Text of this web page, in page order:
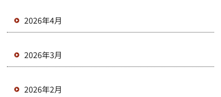
2026年4月
2026年3月
2026年2月